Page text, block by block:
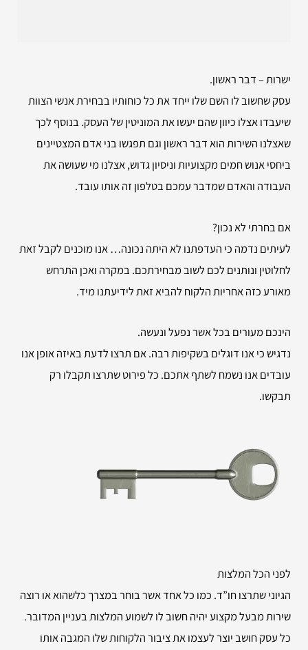
ישרות – דבר ראשון.
עסק שחשוב לו השם שלו ייחד את כל כוחותיו בבחירת אנשי הצוות
שיעבדו אצלו כיוון שהם יעשו את המוניטין של העסק. בנוסף לכך
שאצלנו השירות הוא דבר ראשון וגם תפגשו בני אדם המצטיינים
ביחסי אנוש חמים מקצועיות וניסיון גדוש, אצלנו מי שעושה את
העבודה והאדם שמדבר עמכם בטלפון זה אותו עובד.
אם בחרתי לא נכון?
לעיתים נדמה כי העדפתנו לא היתה נכונה… אנו מוכנים לקבל זאת
לחלוטין ונותנים לכם לשוב מבחירתכם. במקרה ואכן התרחש
מאורע כזה אחריות הלקוח להביא זאת לידיעתנו מיד.
הינכם מעורים בכל אשר נפעל ונעשה.
נדגיש כי אנו דוגלים בשקיפות רבה. אם תרצו לדעת באיזה אופן אנו
עובדים אנו נשמח לשתף אתכם. כל פירוט שתרצו תקבלו רק
תבקשו.
לפני הכל המלצות
הגיוני שתרצו חו”ד. כמו כל אחד אשר בוחר במצרך כלשהוא או רוצה
שירות מבעל מקצוע יהיה חשוב לו לשמוע המלצות בעניין המדובר.
כל עסק חושב יוצר לעצמו את ציבור הלקוחות שלו המגבה אותו